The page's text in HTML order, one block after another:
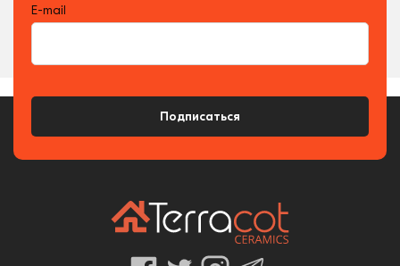
E-mail
Подписаться